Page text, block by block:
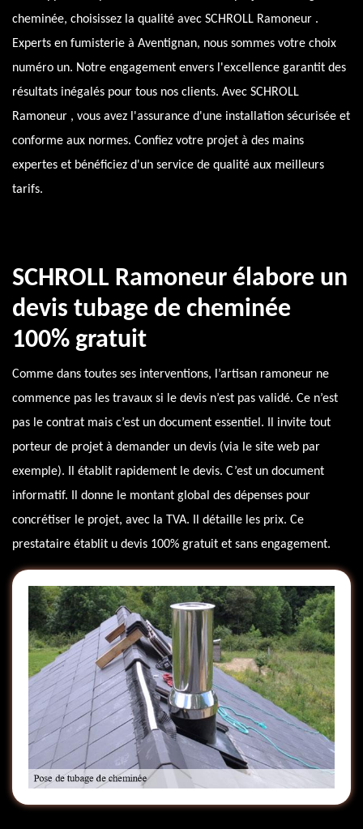
cheminée, choisissez la qualité avec SCHROLL Ramoneur .
Experts en fumisterie à Aventignan, nous sommes votre choix
numéro un. Notre engagement envers l'excellence garantit des
résultats inégalés pour tous nos clients. Avec SCHROLL
Ramoneur , vous avez l'assurance d'une installation sécurisée et
conforme aux normes. Confiez votre projet à des mains
expertes et bénéficiez d'un service de qualité aux meilleurs
tarifs.
SCHROLL Ramoneur élabore un
devis tubage de cheminée
100% gratuit
Comme dans toutes ses interventions, l’artisan ramoneur ne
commence pas les travaux si le devis n’est pas validé. Ce n’est
pas le contrat mais c’est un document essentiel. Il invite tout
porteur de projet à demander un devis (via le site web par
exemple). Il établit rapidement le devis. C’est un document
informatif. Il donne le montant global des dépenses pour
concrétiser le projet, avec la TVA. Il détaille les prix. Ce
prestataire établit u devis 100% gratuit et sans engagement.